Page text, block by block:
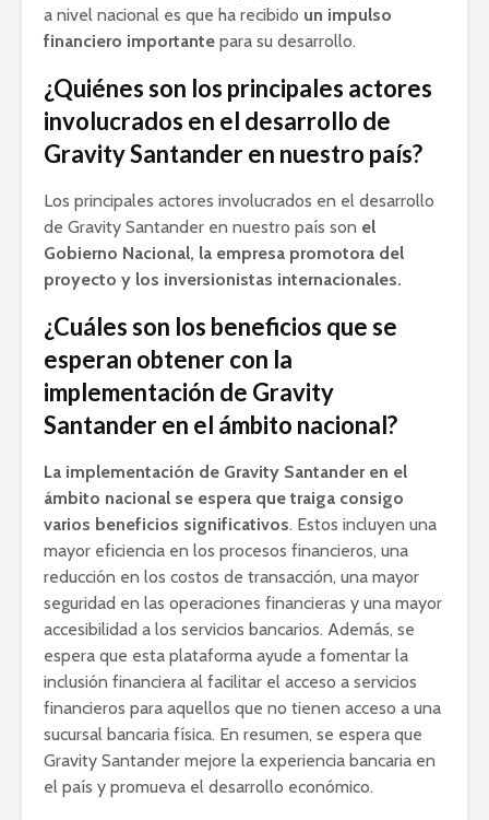
a nivel nacional es que ha recibido un impulso
financiero importante para su desarrollo.
¿Quiénes son los principales actores
involucrados en el desarrollo de
Gravity Santander en nuestro país?
Los principales actores involucrados en el desarrollo
de Gravity Santander en nuestro país son el
Gobierno Nacional, la empresa promotora del
proyecto y los inversionistas internacionales.
¿Cuáles son los beneficios que se
esperan obtener con la
implementación de Gravity
Santander en el ámbito nacional?
La implementación de Gravity Santander en el
ámbito nacional se espera que traiga consigo
varios beneficios significativos. Estos incluyen una
mayor eficiencia en los procesos financieros, una
reducción en los costos de transacción, una mayor
seguridad en las operaciones financieras y una mayor
accesibilidad a los servicios bancarios. Además, se
espera que esta plataforma ayude a fomentar la
inclusión financiera al facilitar el acceso a servicios
financieros para aquellos que no tienen acceso a una
sucursal bancaria física. En resumen, se espera que
Gravity Santander mejore la experiencia bancaria en
el país y promueva el desarrollo económico.